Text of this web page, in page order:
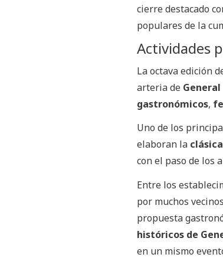
cierre destacado
populares de la
Actividades
La octava edición
arteria de
gastronómicos,
Uno de los
elaboran la
con el paso de los
Entre los
por muchos
propuesta
históricos de
en un mismo